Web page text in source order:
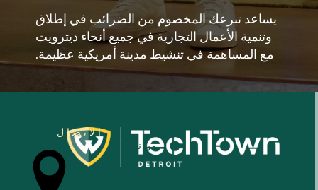
يساعد تبرعك المخصوم من الضرائب في إطلاق
وتنمية الأعمال التجارية في جميع أنحاء ديترويت
مع المساهمة في تنشيط مدينة أمريكية عظيمة.
من نحن
الاتصال